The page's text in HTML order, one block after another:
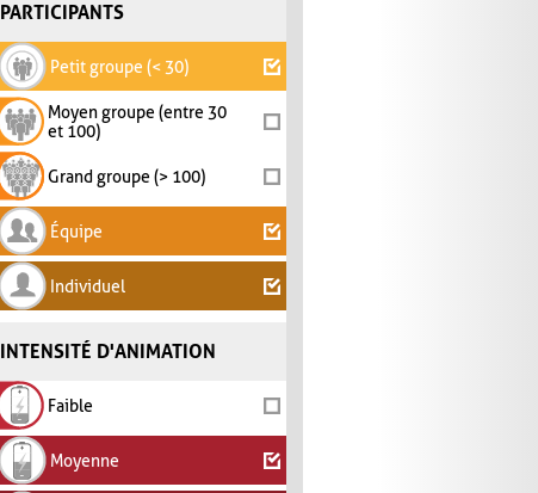
PARTICIPANTS
Petit groupe (< 30)
Moyen groupe (entre 30
et 100)
Grand groupe (> 100)
Équipe
Individuel
INTENSITÉ D'ANIMATION
Faible
Moyenne